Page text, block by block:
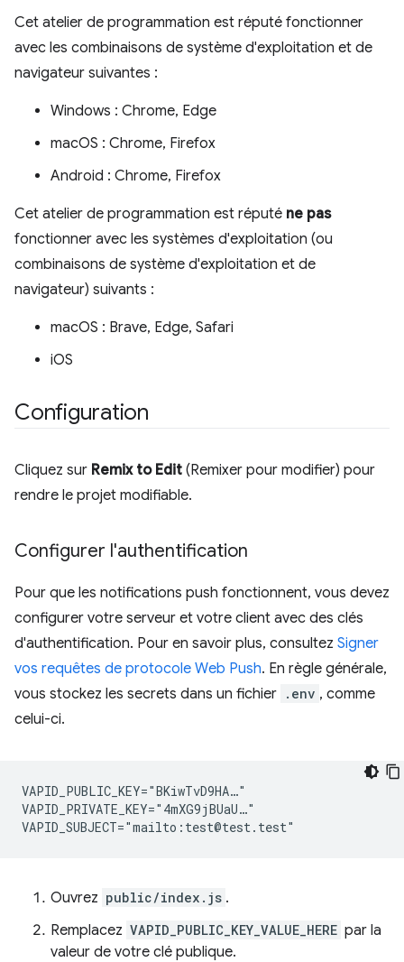
Cet atelier de programmation est réputé fonctionner
avec les combinaisons de système d'exploitation et de
navigateur suivantes :
Windows : Chrome, Edge
macOS : Chrome, Firefox
Android : Chrome, Firefox
Cet atelier de programmation est réputé ne pas
fonctionner avec les systèmes d'exploitation (ou
combinaisons de système d'exploitation et de
navigateur) suivants :
macOS : Brave, Edge, Safari
iOS
Configuration
Cliquez sur Remix to Edit (Remixer pour modifier) pour
rendre le projet modifiable.
Configurer l'authentification
Pour que les notifications push fonctionnent, vous devez
configurer votre serveur et votre client avec des clés
d'authentification. Pour en savoir plus, consultez Signer
vos requêtes de protocole Web Push. En règle générale,
vous stockez les secrets dans un fichier .env , comme
celui-ci.
VAPID_PUBLIC_KEY="BKiwTvD9HA…"
VAPID_PRIVATE_KEY="4mXG9jBUaU…"
Ouvrez public/index.js .
Remplacez VAPID_PUBLIC_KEY_VALUE_HERE par la
valeur de votre clé publique.